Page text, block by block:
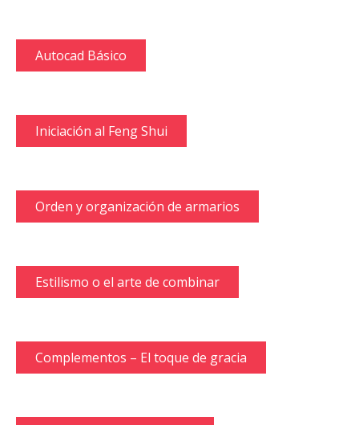
Autocad Básico
Iniciación al Feng Shui
Orden y organización de armarios
Estilismo o el arte de combinar
Complementos – El toque de gracia